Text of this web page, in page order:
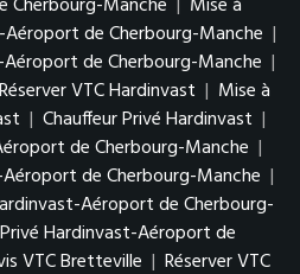
de Cherbourg-Manche |
de Cherbourg-Manche |
Réserver VTC Hardinvast | Mise à
| Chauffeur Privé Hardinvast |
de Cherbourg-Manche |
de Cherbourg-Manche |
Aéroport de Cherbourg-
Hardinvast-Aéroport de
VTC Bretteville | Réserver VTC